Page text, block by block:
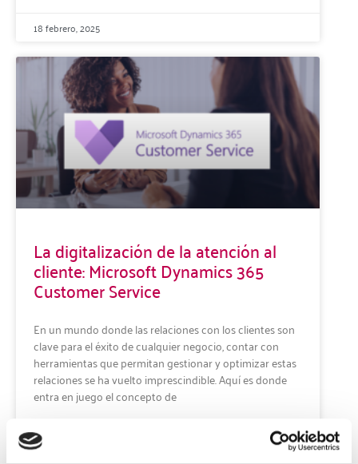
18 febrero, 2025
La digitalización de la atención al
cliente: Microsoft Dynamics 365
Customer Service
En un mundo donde las relaciones con los clientes son
clave para el éxito de cualquier negocio, contar con
herramientas que permitan gestionar y optimizar estas
relaciones se ha vuelto imprescindible. Aquí es donde
entra en juego el concepto de
LEER MÁS »